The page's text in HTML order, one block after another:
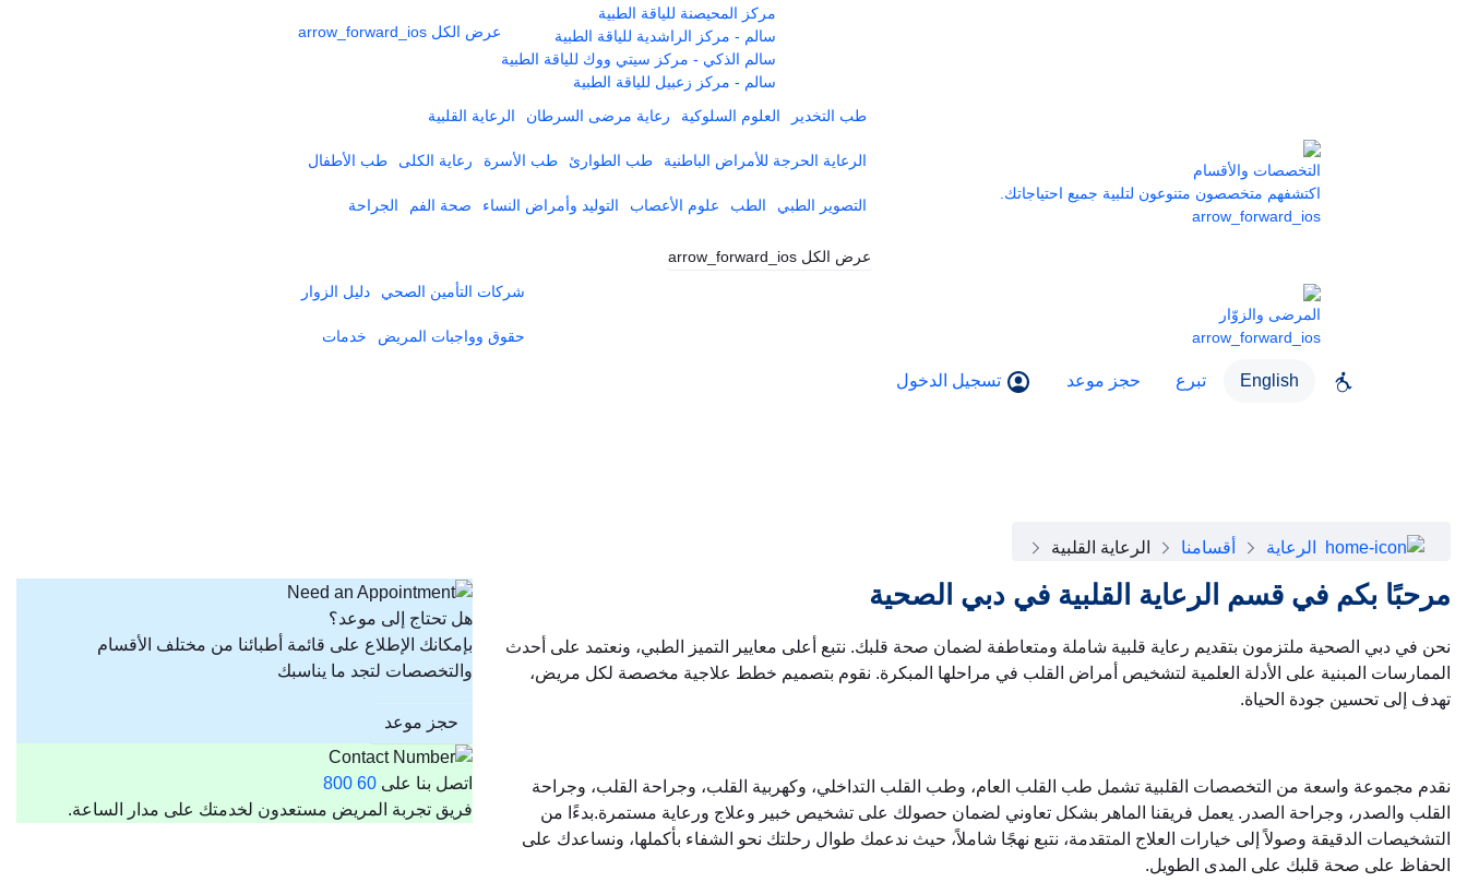
مركز المحيصنة للياقة الطبية
سالم - مركز الراشدية للياقة الطبية
سالم الذكي - مركز سيتي ووك للياقة الطبية
سالم - مركز زعبيل للياقة الطبية
عرض الكل
التخصصات والأقسام
اكتشفهم متخصصون متنوعون لتلبية جميع احتياجاتك.
arrow_forward_ios
طب التخدير العلوم السلوكية رعاية مرضى السرطان الرعاية القلبية
الرعاية الحرجة للأمراض الباطنية طب الطوارئ طب الأسرة رعاية الكلى طب الأطفال
التصوير الطبي الطب علوم الأعصاب التوليد وأمراض النساء صحة الفم الجراحة
عرض الكل arrow_forward_ios
المرضى والزوّار
arrow_forward_ios
شركات التأمين الصحي​ دليل الزوار
حقوق وواجبات المريض خدمات
English تبرع حجز موعد تسجيل الدخول
رؤساء الأقسام الطبية
الأسئلة الشائعة
الرعاية أقسامنا الرعاية القلبية
مرحبًا بكم في قسم الرعاية القلبية في دبي الصحية
نحن في دبي الصحية ملتزمون بتقديم رعاية قلبية شاملة ومتعاطفة لضمان صحة قلبك. نتبع أعلى معايير التميز الطبي، ونعتمد على أحدث
الممارسات المبنية على الأدلة العلمية لتشخيص أمراض القلب في مراحلها المبكرة. نقوم بتصميم خطط علاجية مخصصة لكل مريض،
تهدف إلى تحسين جودة الحياة.
نقدم مجموعة واسعة من التخصصات القلبية تشمل طب القلب العام، وطب القلب التداخلي، وكهربية القلب، وجراحة القلب، وجراحة
القلب والصدر، وجراحة الصدر. يعمل فريقنا الماهر بشكل تعاوني لضمان حصولك على تشخيص خبير وعلاج ورعاية مستمرة.بدءًا من
التشخيصات الدقيقة وصولاً إلى خيارات العلاج المتقدمة، نتبع نهجًا شاملاً، حيث ندعمك طوال رحلتك نحو الشفاء بأكملها، ونساعدك على
الحفاظ على صحة قلبك على المدى الطويل.
هل تحتاج إلى موعد؟
بإمكانك الإطلاع على قائمة أطبائنا من مختلف الأقسام
والتخصصات لتجد ما يناسبك
حجز موعد
اتصل بنا على 60 800
فريق تجربة المريض مستعدون لخدمتك على مدار الساعة.